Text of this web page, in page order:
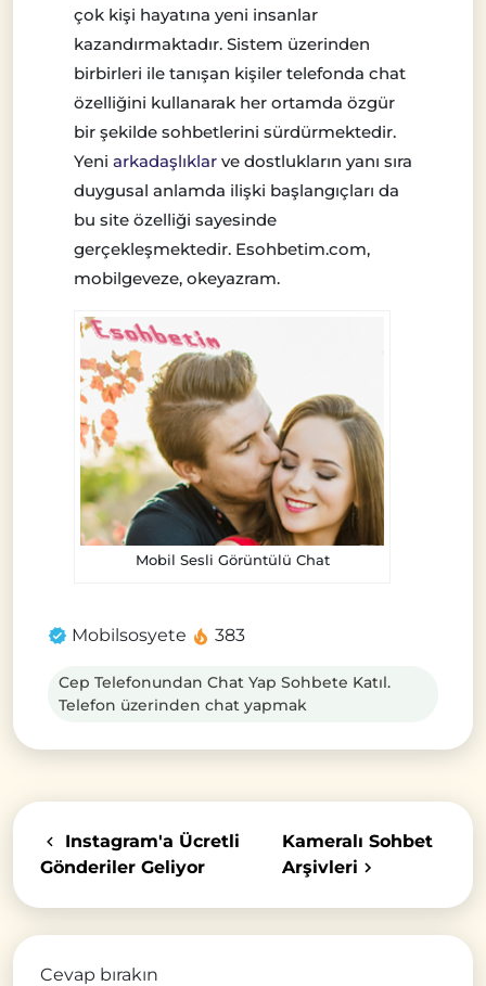
çok kişi hayatına yeni insanlar
kazandırmaktadır. Sistem üzerinden
birbirleri ile tanışan kişiler telefonda chat
özelliğini kullanarak her ortamda özgür
bir şekilde sohbetlerini sürdürmektedir.
Yeni arkadaşlıklar ve dostlukların yanı sıra
duygusal anlamda ilişki başlangıçları da
bu site özelliği sayesinde
gerçekleşmektedir. Esohbetim.com,
mobilgeveze, okeyazram.
Mobil Sesli Görüntülü Chat
Mobilsosyete 383
Cep Telefonundan Chat Yap Sohbete Katıl.
Telefon üzerinden chat yapmak
Instagram'a Ücretli
Gönderiler Geliyor
Kameralı Sohbet
Arşivleri
Cevap bırakın